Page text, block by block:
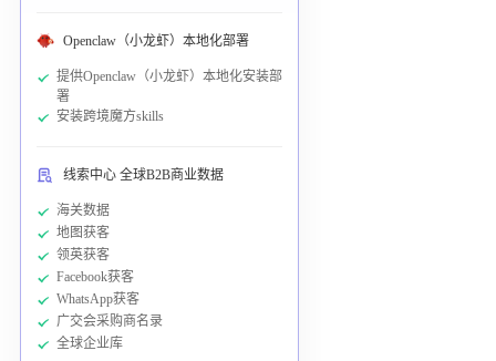
Openclaw（小龙虾）本地化部署
提供Openclaw（小龙虾）本地化安装部
署
安装跨境魔方skills
线索中心 全球B2B商业数据
海关数据
地图获客
领英获客
Facebook获客
WhatsApp获客
广交会采购商名录
全球企业库